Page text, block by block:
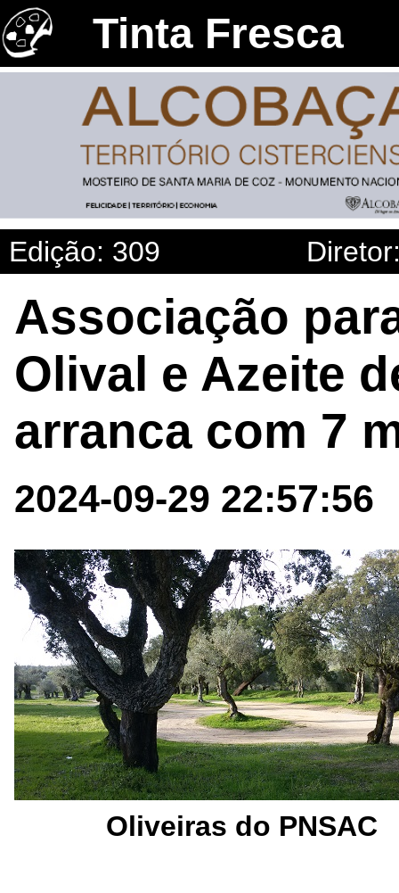
Tinta Fresca
Edição: 309
Associação
Olival e Azeite
arranca com 7
2024-09-29 22:57:56
Oliveiras do PNSAC